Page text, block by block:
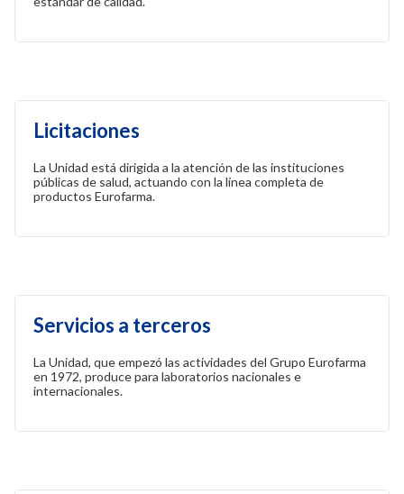
Licitaciones
La Unidad está dirigida a la atención de las instituciones
públicas de salud, actuando con la línea completa de
productos Eurofarma.
Servicios a terceros
La Unidad, que empezó las actividades del Grupo Eurofarma
en 1972, produce para laboratorios nacionales e
internacionales.